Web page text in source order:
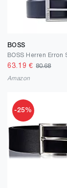
BOSS
63.19 €80.68
Amazon
-25%